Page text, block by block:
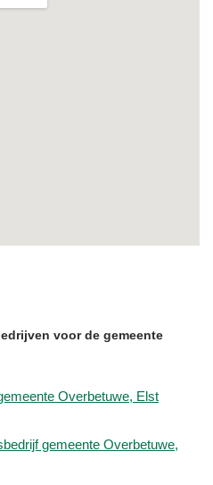
voor de gemeente
Overbetuwe, Elst
gemeente Overbetuwe,